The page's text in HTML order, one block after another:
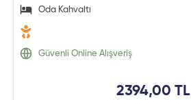
Oda Kahvaltı
Güvenli Online Alışveriş
2394,00 TL